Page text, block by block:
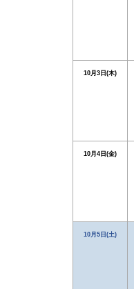
10月3日(木)
10月4日(金)
10月5日(土)